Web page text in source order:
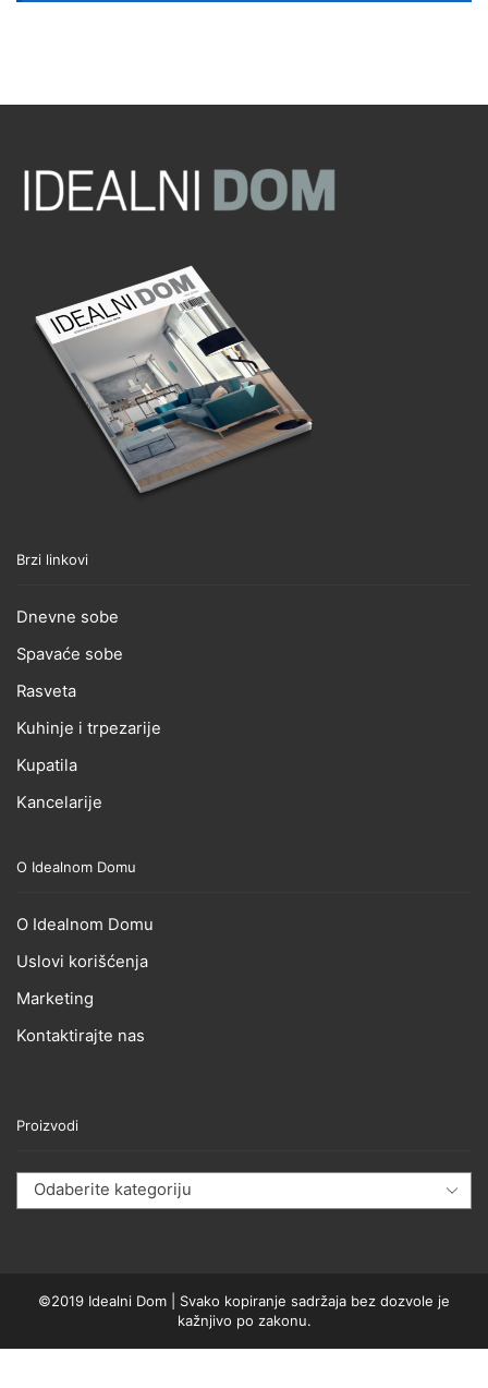
Brzi linkovi
Dnevne sobe
Spavaće sobe
Rasveta
Kuhinje i trpezarije
Kupatila
Kancelarije
O Idealnom Domu
O Idealnom Domu
Uslovi korišćenja
Marketing
Kontaktirajte nas
Proizvodi
Odaberite kategoriju
©2019 Idealni Dom | Svako kopiranje sadržaja bez dozvole je
kažnjivo po zakonu.